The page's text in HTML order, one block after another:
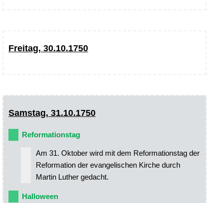
Freitag, 30.10.1750
Samstag, 31.10.1750
Reformationstag
Am 31. Oktober wird mit dem Reformationstag der
Reformation der evangelischen Kirche durch
Martin Luther gedacht.
Halloween